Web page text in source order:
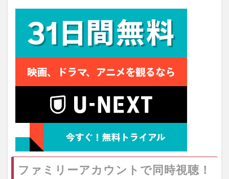
ファミリーアカウントで同時視聴！